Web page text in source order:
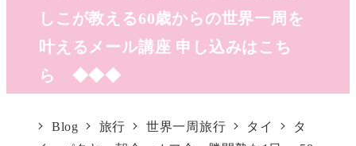
しこが教える60歳からの世界一周を
叶えるメール講座 申し込みはこち
ら ◆◆◆
Blog 旅行 世界一周旅行 タイ
タ